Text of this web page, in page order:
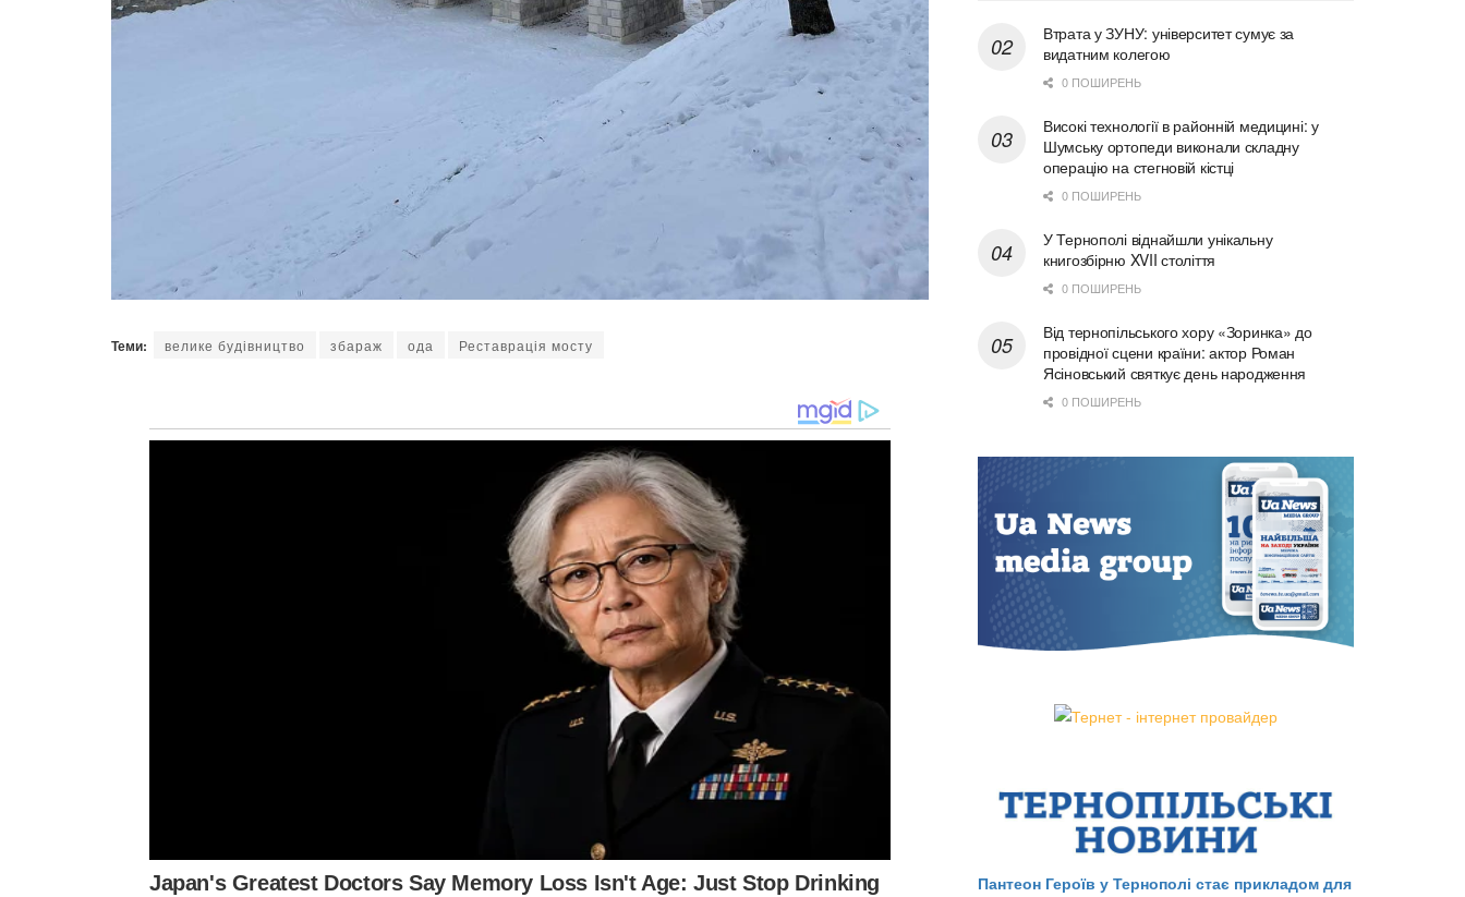
Теми: велике будівництво збараж ода Реставрація мосту
Втрата у ЗУНУ: університет сумує за
видатним колегою
0 ПОШИРЕНЬ
Високі технології в районній медицині: у
Шумську ортопеди виконали складну
операцію на стегновій кістці
0 ПОШИРЕНЬ
У Тернополі віднайшли унікальну
книгозбірню XVII століття
0 ПОШИРЕНЬ
Від тернопільського хору «Зоринка» до
провідної сцени країни: актор Роман
Ясіновський святкує день народження
0 ПОШИРЕНЬ